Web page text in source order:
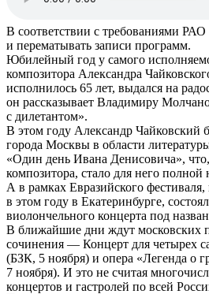
В соответствии с требованиями РАО
и перематывать записи программ.
Юбилейный год у самого
композитора Александра
исполнилось 65 лет, выдался на
он рассказывает Владимиру
с дилетантом».
В этом году Александр Чайковский
города Москвы в области
«Один день Ивана Денисовича»,
композитора, стало для него
А в рамках Евразийского
в этом году в Екатеринбурге,
виолончельного концерта под
В ближайшие дни ждут московских
сочинения — Концерт для четырех
(БЗК, 5 ноября) и опера «Легенда о
7 ноября). И это не считая
концертов и гастролей по всей